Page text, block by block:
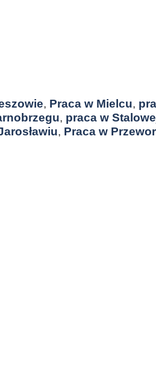
, Praca w Mielcu,
, praca w
, Praca w